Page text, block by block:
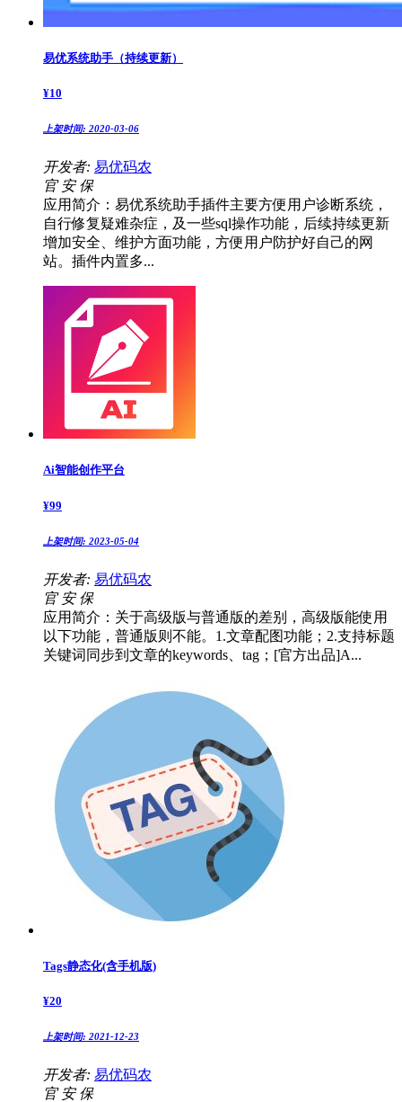
易优系统助手（持续更新）
¥10
上架时间: 2020-03-06
开发者: 易优码农
官 安 保
应用简介：易优系统助手插件主要方便用户诊断系统，
自行修复疑难杂症，及一些sql操作功能，后续持续更新
增加安全、维护方面功能，方便用户防护好自己的网
站。插件内置多...
Ai智能创作平台
¥99
上架时间: 2023-05-04
开发者: 易优码农
官 安 保
应用简介：关于高级版与普通版的差别，高级版能使用
以下功能，普通版则不能。1.文章配图功能；2.支持标题
关键词同步到文章的keywords、tag；[官方出品]A...
Tags静态化(含手机版)
¥20
上架时间: 2021-12-23
开发者: 易优码农
官 安 保